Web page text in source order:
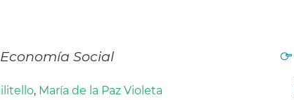
Economía Social
, María de la Paz Violeta